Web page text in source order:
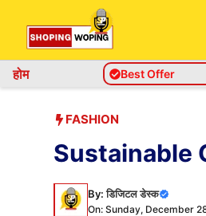
content
होम Best Offer
FASHION
Sustainable
By:डिजिटल डेस्क
On: Sunday, December